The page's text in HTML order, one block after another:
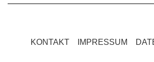
KONTAKT IMPRESSUM